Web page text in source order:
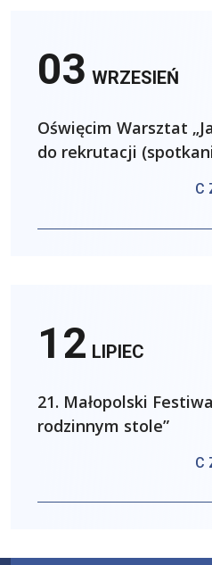
03 WRZESIEŃ
Oświęcim Warsztat
do rekrutacji
12 LIPIEC
21. Małopolski
rodzinnym stole”